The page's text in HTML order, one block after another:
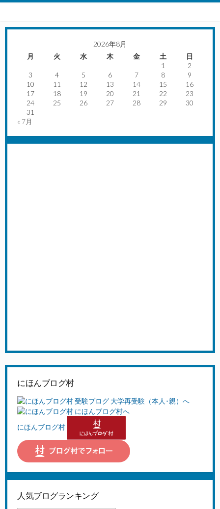
2026年8月
月
火 水 木 金 土
日
1
2
3
4 5 6 7 8
9
10
11 12 13 14 15
16
17
18 19 20 21 22
23
24
25 26 27 28 29
30
31
« 7月
にほんブログ村
にほんブログ村
人気ブログランキング